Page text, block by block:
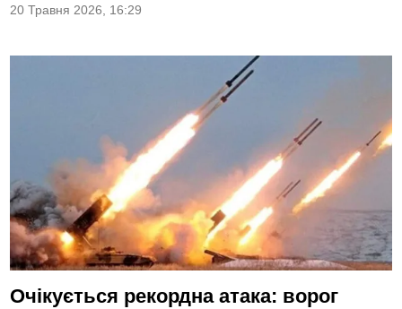
20 Травня 2026, 16:29
Очікується рекордна атака: ворог